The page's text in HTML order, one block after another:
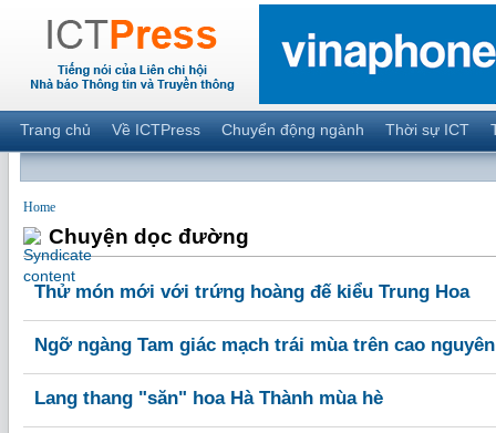
Trang chủ Về ICTPress Chuyển động ngành Thời sự ICT
Home
Chuyện dọc đường
Thử món mới với trứng hoàng đế kiểu Trung Hoa
Ngỡ ngàng Tam giác mạch trái mùa trên cao
Lang thang "săn" hoa Hà Thành mùa hè